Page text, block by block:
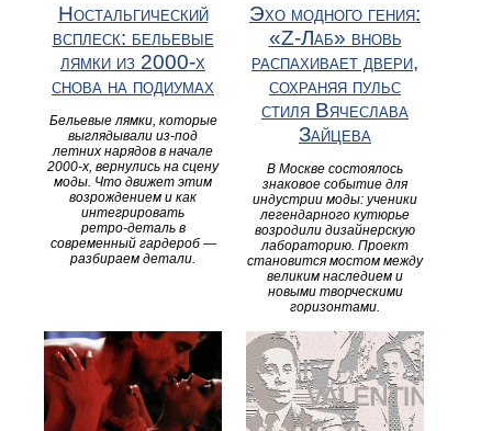
Ностальгический
всплеск: бельевые
лямки из 2000‑х
снова на подиумах
Бельевые лямки, которые
выглядывали из‑под
летних нарядов в начале
2000‑х, вернулись на сцену
моды. Что движет этим
возрождением и как
интегрировать
ретро‑деталь в
современный гардероб —
разбираем детали.
Эхо модного гения:
«Z-Лаб» вновь
распахивает двери,
сохраняя пульс
стиля Вячеслава
Зайцева
В Москве состоялось
знаковое событие для
индустрии моды: ученики
легендарного кутюрье
возродили дизайнерскую
лабораторию. Проект
становится мостом между
великим наследием и
новыми творческими
горизонтами.